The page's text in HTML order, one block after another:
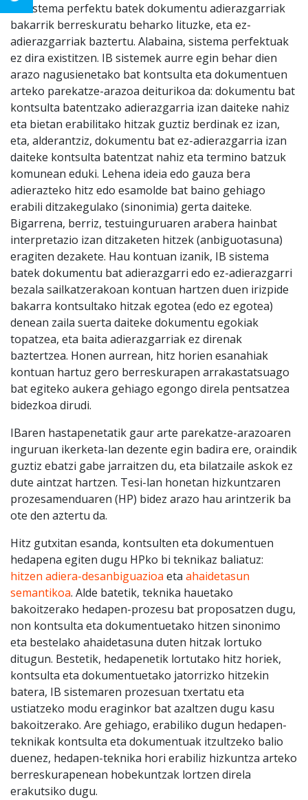
IB sistema perfektu batek dokumentu adierazgarriak
bakarrik berreskuratu beharko lituzke, eta ez-
adierazgarriak baztertu. Alabaina, sistema perfektuak
ez dira existitzen. IB sistemek aurre egin behar dien
arazo nagusienetako bat kontsulta eta dokumentuen
arteko parekatze-arazoa deiturikoa da: dokumentu bat
kontsulta batentzako adierazgarria izan daiteke nahiz
eta bietan erabilitako hitzak guztiz berdinak ez izan,
eta, alderantziz, dokumentu bat ez-adierazgarria izan
daiteke kontsulta batentzat nahiz eta termino batzuk
komunean eduki. Lehena ideia edo gauza bera
adierazteko hitz edo esamolde bat baino gehiago
erabili ditzakegulako (sinonimia) gerta daiteke.
Bigarrena, berriz, testuinguruaren arabera hainbat
interpretazio izan ditzaketen hitzek (anbiguotasuna)
eragiten dezakete. Hau kontuan izanik, IB sistema
batek dokumentu bat adierazgarri edo ez-adierazgarri
bezala sailkatzerakoan kontuan hartzen duen irizpide
bakarra kontsultako hitzak egotea (edo ez egotea)
denean zaila suerta daiteke dokumentu egokiak
topatzea, eta baita adierazgarriak ez direnak
baztertzea. Honen aurrean, hitz horien esanahiak
kontuan hartuz gero berreskurapen arrakastatsuago
bat egiteko aukera gehiago egongo direla pentsatzea
bidezkoa dirudi.
IBaren hastapenetatik gaur arte parekatze-arazoaren
inguruan ikerketa-lan dezente egin badira ere, oraindik
guztiz ebatzi gabe jarraitzen du, eta bilatzaile askok ez
dute aintzat hartzen. Tesi-lan honetan hizkuntzaren
prozesamenduaren (HP) bidez arazo hau arintzerik ba
ote den aztertu da.
Hitz gutxitan esanda, kontsulten eta dokumentuen
hedapena egiten dugu HPko bi teknikaz baliatuz:
hitzen adiera-desanbiguazioa eta ahaidetasun
semantikoa. Alde batetik, teknika hauetako
bakoitzerako hedapen-prozesu bat proposatzen dugu,
non kontsulta eta dokumentuetako hitzen sinonimo
eta bestelako ahaidetasuna duten hitzak lortuko
ditugun. Bestetik, hedapenetik lortutako hitz horiek,
kontsulta eta dokumentuetako jatorrizko hitzekin
batera, IB sistemaren prozesuan txertatu eta
ustiatzeko modu eraginkor bat azaltzen dugu kasu
bakoitzerako. Are gehiago, erabiliko dugun hedapen-
teknikak kontsulta eta dokumentuak itzultzeko balio
duenez, hedapen-teknika hori erabiliz hizkuntza arteko
berreskurapenean hobekuntzak lortzen direla
erakutsiko dugu.